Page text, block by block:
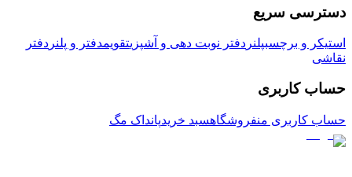
دسترسی سریع
استیکر و برچسبپلنر دفتر نوبت دهی و آشپزیتقویمدفتر و پلنر دفتر
نقاشی
حساب کاربری
حساب کاربری منفروشگاهسبد خریدپانداک مگ